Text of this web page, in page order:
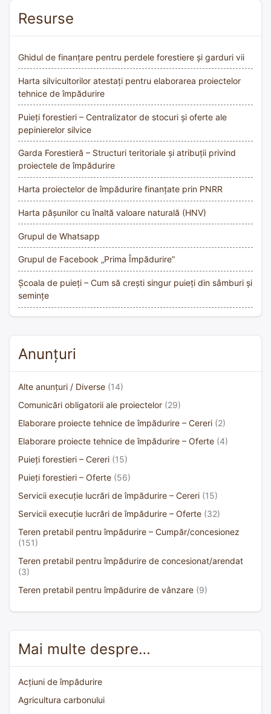
Resurse
Ghidul de finanțare pentru perdele forestiere și garduri vii
Harta silvicultorilor atestați pentru elaborarea proiectelor
tehnice de împădurire
Puieți forestieri – Centralizator de stocuri și oferte ale
pepinierelor silvice
Garda Forestieră – Structuri teritoriale și atribuții privind
proiectele de împădurire
Harta proiectelor de împădurire finanțate prin PNRR
Harta pășunilor cu înaltă valoare naturală (HNV)
Grupul de Whatsapp
Grupul de Facebook „Prima Împădurire”
Școala de puieți – Cum să crești singur puieți din sâmburi și
semințe
Anunțuri
Alte anunțuri / Diverse (14)
Comunicări obligatorii ale proiectelor (29)
Elaborare proiecte tehnice de împădurire – Cereri (2)
Elaborare proiecte tehnice de împădurire – Oferte (4)
Puieți forestieri – Cereri (15)
Puieți forestieri – Oferte (56)
Servicii execuție lucrări de împădurire – Cereri (15)
Servicii execuție lucrări de împădurire – Oferte (32)
Teren pretabil pentru împădurire – Cumpăr/concesionez
(151)
Teren pretabil pentru împădurire de concesionat/arendat
(3)
Teren pretabil pentru împădurire de vânzare (9)
Mai multe despre…
Acțiuni de împădurire
Agricultura carbonului